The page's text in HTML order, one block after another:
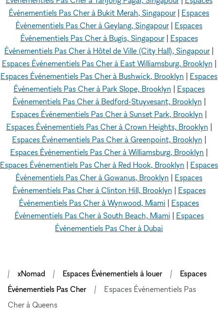
Événementiels Pas Cher à Bukit Merah, Singapour | Espaces
Événementiels Pas Cher à Geylang, Singapour | Espaces
Événementiels Pas Cher à Bugis, Singapour| Espaces
Événementiels Pas Cher à Hôtel de Ville (City Hall), Singapour |
Espaces Événementiels Pas Cher à East Williamsburg, Brooklyn |
Espaces Événementiels Pas Cher à Bushwick, Brooklyn | Espaces
Événementiels Pas Cher à Park Slope, Brooklyn | Espaces
Événementiels Pas Cher à Bedford-Stuyvesant, Brooklyn |
Espaces Événementiels Pas Cher à Sunset Park, Brooklyn |
Espaces Événementiels Pas Cher à Crown Heights, Brooklyn |
Espaces Événementiels Pas Cher à Greenpoint, Brooklyn |
Espaces Événementiels Pas Cher à Williamsburg, Brooklyn |
Espaces Événementiels Pas Cher à Red Hook, Brooklyn | Espaces
Événementiels Pas Cher à Gowanus, Brooklyn | Espaces
Événementiels Pas Cher à Clinton Hill, Brooklyn | Espaces
Événementiels Pas Cher à Wynwood, Miami | Espaces
Événementiels Pas Cher à South Beach, Miami | Espaces
Événementiels Pas Cher à Dubai
xNomad Espaces Événementiels à louer
Espaces
Événementiels Pas Cher
Espaces Événementiels Pas
Cher à Queens